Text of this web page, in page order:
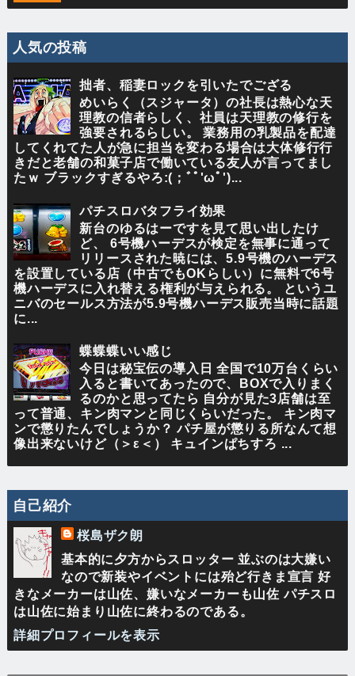
人気の投稿
拙者、稲妻ロックを引いたでござる
めいらく（スジャータ）の社長は熱心な天
理教の信者らしく、社員は天理教の修行を
強要されるらしい。 業務用の乳製品を配達
してくれてた人が急に担当を変わる場合は大体修行行
きだと老舗の和菓子店で働いている友人が言ってまし
たｗ ブラックすぎるやろ:(；ﾞﾟ'ωﾟ')...
パチスロバタフライ効果
新台のゆるはーですを見て思い出したけ
ど、 6号機ハーデスが検定を無事に通って
リリースされた暁には、5.9号機のハーデス
を設置している店（中古でもOKらしい）に無料で6号
機ハーデスに入れ替える権利が与えられる。 というユ
ニバのセールス方法が5.9号機ハーデス販売当時に話題
に...
蝶蝶蝶いい感じ
今日は秘宝伝の導入日 全国で10万台くらい
入ると書いてあったので、BOXで入りまく
るのかと思ってたら 自分が見た3店舗は至
って普通、キン肉マンと同じくらいだった。 キン肉マ
ンで懲りたんでしょうか？ パチ屋が懲りる所なんて想
像出来ないけど（＞ε＜） キュインぱちすろ ...
自己紹介
桜島ザク朗
基本的に夕方からスロッター 並ぶのは大嫌い
なので新装やイベントには殆ど行きま宣言 好
きなメーカーは山佐、嫌いなメーカーも山佐 パチスロ
は山佐に始まり山佐に終わるのである。
詳細プロフィールを表示